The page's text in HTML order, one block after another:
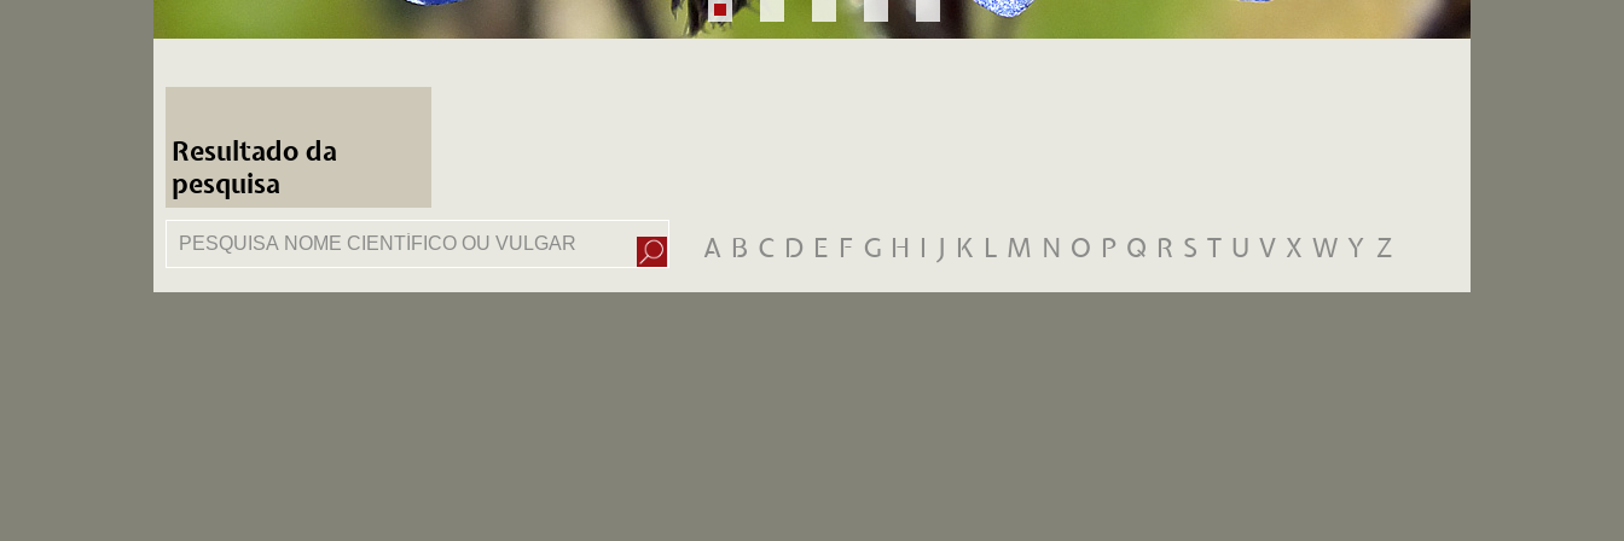
Resultado da
pesquisa
A B C D E F G H I J K L M N O P Q R S T U V X W Y Z